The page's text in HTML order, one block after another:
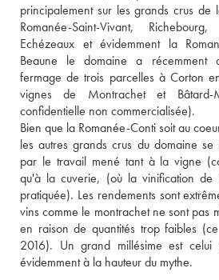
principalement sur les grands crus de
Romanée-Saint-Vivant,
Echézeaux et évidemment la
Beaune le domaine a récemment
fermage de trois parcelles à Corton
vignes de Montrachet et Bâtard-
confidentielle non commercialisée).
Bien que la Romanée-Conti soit au
les autres grands crus du domaine se
par le travail mené tant à la vigne
qu'à la cuverie, (où la vinification de
pratiquée). Les rendements sont
vins comme le montrachet ne sont pas
en raison de quantités trop faibles
2016). Un grand millésime est
évidemment à la hauteur du mythe.